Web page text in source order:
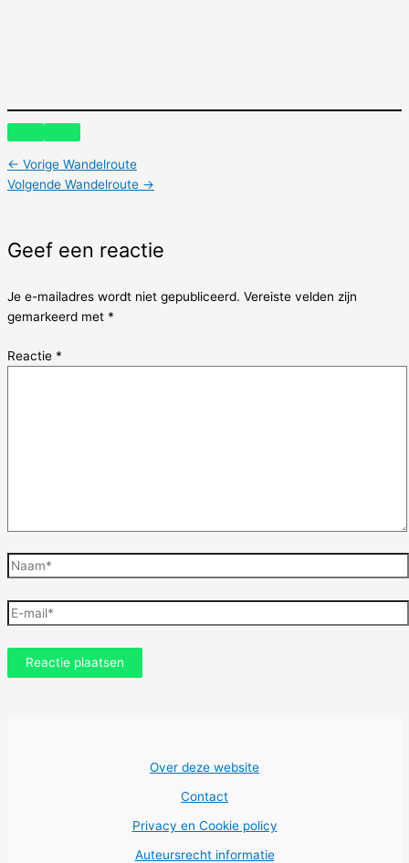
← Vorige Wandelroute
Volgende Wandelroute →
Geef een reactie
Je e-mailadres wordt niet gepubliceerd. Vereiste velden zijn
gemarkeerd met *
Reactie *
Naam*
E-
mail*
Over deze website
Contact
Privacy en Cookie policy
Auteursrecht informatie